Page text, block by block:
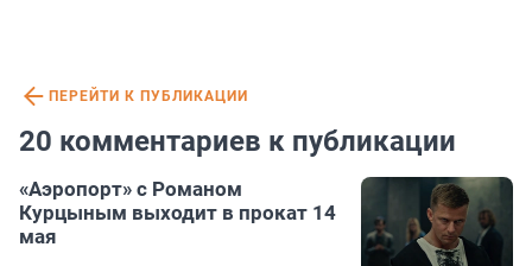
ПЕРЕЙТИ К ПУБЛИКАЦИИ
20 комментариев к публикации
«Аэропорт» с Романом
Курцыным выходит в прокат 14
мая